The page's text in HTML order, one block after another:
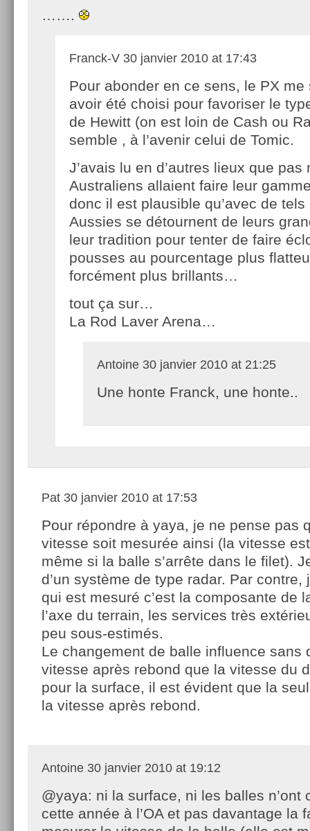
…….
Franck-V 30 janvier 2010 at 17:43
Pour abonder en ce sens, le PX me
avoir été choisi pour favoriser le
de Hewitt (on est loin de Cash ou
semble , à l’avenir celui de Tomic.
J’avais lu en d’autres lieux que pas
Australiens allaient faire leur
donc il est plausible qu’avec de
Aussies se détournent de leurs
leur tradition pour tenter de faire
pousses au pourcentage plus
forcément plus brillants…
tout ça sur…
La Rod Laver Arena…
Antoine 30 janvier 2010 at 21:25
Une honte Franck, une honte..
Pat 30 janvier 2010 at 17:53
Pour répondre à yaya, je ne pense pas
vitesse soit mesurée ainsi (la vitesse
même si la balle s’arrête dans le filet).
d’un système de type radar. Par contre,
qui est mesuré c’est la composante de
l’axe du terrain, les services très
peu sous-estimés.
Le changement de balle influence sans
vitesse après rebond que la vitesse du
pour la surface, il est évident que la
la vitesse après rebond.
Antoine 30 janvier 2010 at 19:12
@yaya: ni la surface, ni les balles n’ont
cette année à l’OA et pas davantage la